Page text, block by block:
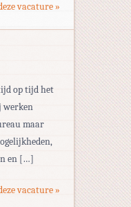
vacature »
op tijd het
werken
maar
en […]
vacature »